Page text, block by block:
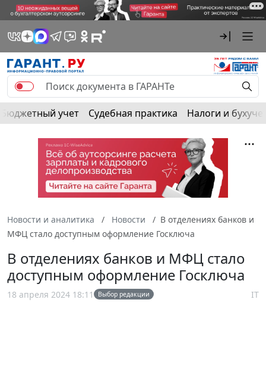
Бюджетный учет Судебная практика Налоги и
Новости и аналитика Новости
В отделениях банков и
МФЦ стало доступным оформление Госключа
В отделениях банков и МФЦ стало
доступным оформление Госключа
18 апреля 2024 18:11 Выбор редакции IT